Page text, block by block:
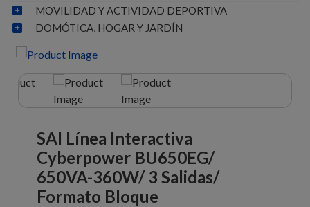
MOVILIDAD Y ACTIVIDAD DEPORTIVA
DOMÓTICA, HOGAR Y JARDÍN
SAI Línea Interactiva
Cyberpower BU650EG/
650VA-360W/ 3 Salidas/
Formato Bloque